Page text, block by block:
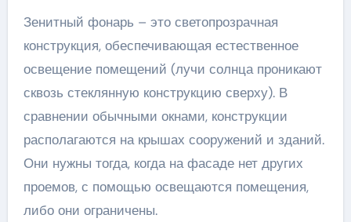
Зенитный фонарь – это светопрозрачная
конструкция, обеспечивающая естественное
освещение помещений (лучи солнца проникают
сквозь стеклянную конструкцию сверху). В
сравнении обычными окнами, конструкции
располагаются на крышах сооружений и зданий.
Они нужны тогда, когда на фасаде нет других
проемов, с помощью освещаются помещения,
либо они ограничены.